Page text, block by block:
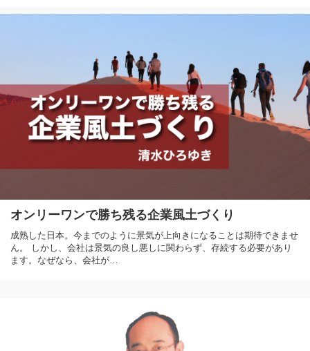
オンリーワンで勝ち残る企業風土づくり
成熟した日本。今までのように景気が上向きになることは期待できませ
ん。 しかし、会社は景気の良し悪しに関わらず、存続する必要があり
ます。なぜなら、会社が…